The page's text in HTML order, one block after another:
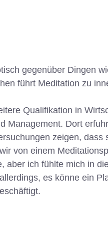
gegenüber Dingen
führt Meditation zu
Qualifikation in
Management. Dort
zeigen, dass
von einem
aber ich fühlte mich in
es könne ein